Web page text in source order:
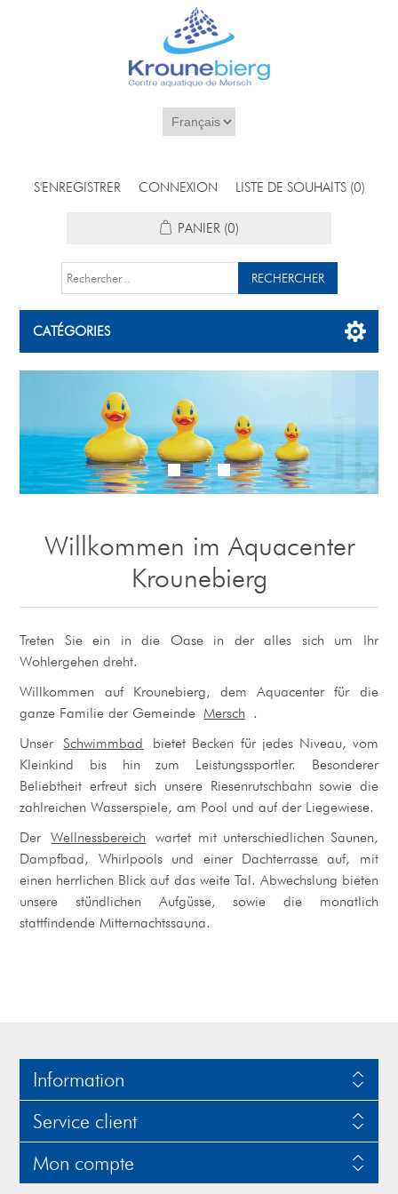
S'ENREGISTRER CONNEXION LISTE DE SOUHAITS (0)
PANIER (0)
CATÉGORIES
Willkommen im Aquacenter
Krounebierg
Treten Sie ein in die Oase in der alles sich um Ihr
Wohlergehen dreht.
Willkommen auf Krounebierg, dem Aquacenter für die
ganze Familie der GemeindeMersch .
UnserSchwimmbad bietet Becken für jedes Niveau, vom
Kleinkind bis hin zum Leistungssportler. Besonderer
Beliebtheit erfreut sich unsere Riesenrutschbahn sowie die
zahlreichen Wasserspiele, am Pool und auf der Liegewiese.
DerWellnessbereich wartet mit unterschiedlichen Saunen,
Dampfbad, Whirlpools und einer Dachterrasse auf, mit
einen herrlichen Blick auf das weite Tal. Abwechslung bieten
unsere stündlichen Aufgüsse, sowie die monatlich
stattfindende Mitternachtssauna.
Information
Service client
Mon compte